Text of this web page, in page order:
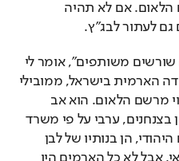
בפניו את דרישתם לשינוי מרשם הלאום. אם לא תהיה
לעתור לבג"ץ.
"אבותייך ואבותיי ארמים, יש לנו שורשים משותפים", אומר לי
שאדי חלול־רישא (38), יו"ר האגודה הארמית בישראל, ממובילי
המהפכה ומיוזמי הדרישה לשינוי מרשם הלאום. הוא אב
לשניים, איש הייטק, שירת כקצין בצנחנים, ערבי על פי משרד
הפנים. "רחל ולאה, אמהות העם היהודי, הן בנותיו של לבן
הארמי. הוא אמנם היה נוכל ורמאי, אבל לא כל הארמים היו